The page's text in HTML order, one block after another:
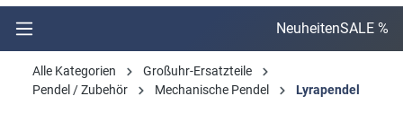
NeuheitenSALE %
Alle Kategorien
Großuhr-Ersatzteile
Pendel / Zubehör
Mechanische Pendel Lyrapendel